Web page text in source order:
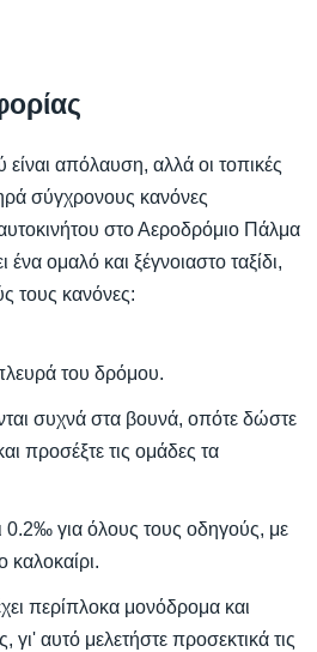
απόλαυση, αλλά οι τοπικές
σύγχρονους κανόνες
στο Αεροδρόμιο Πάλμα
ένα ομαλό και ξέγνοιαστο ταξίδι,
τους κανόνες:
του δρόμου.
συχνά στα βουνά, οπότε δώστε
προσέξτε τις ομάδες τα
0.2‰ για όλους τους οδηγούς, με
καλοκαίρι.
περίπλοκα μονόδρομα και
γι' αυτό μελετήστε προσεκτικά τις